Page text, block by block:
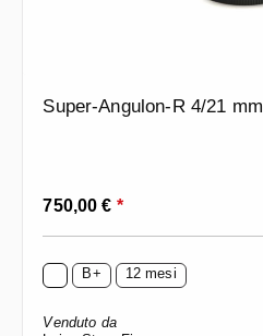
Super-Angulon-R 4/21 mm
Prezzo normale:
750,00 € *
B+ 12 mesi
Venduto da